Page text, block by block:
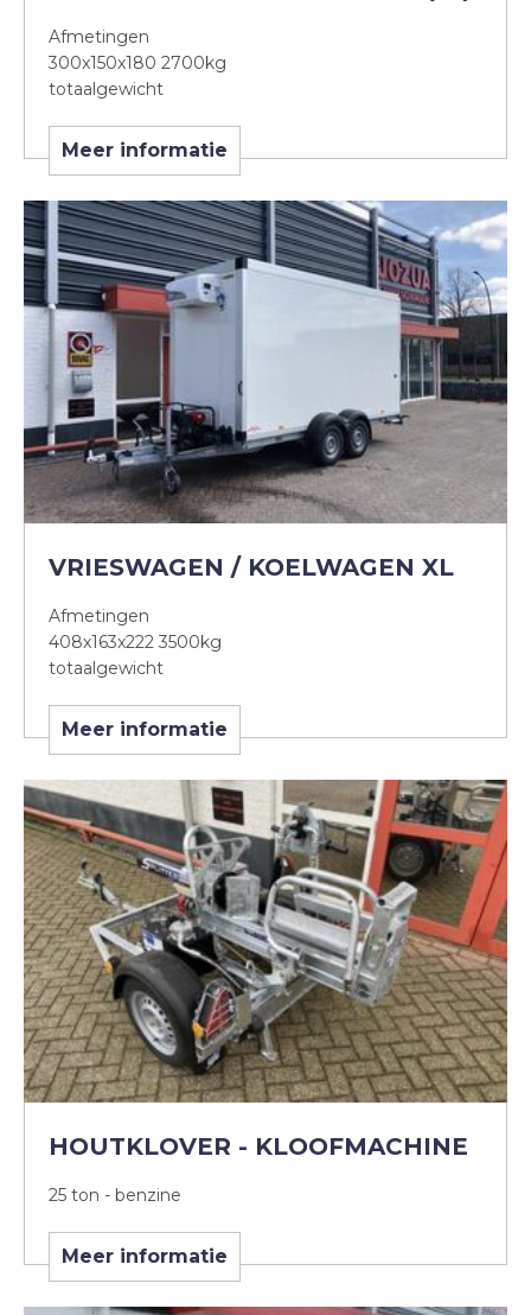
Afmetingen
300x150x180 2700kg
totaalgewicht
Meer informatie
VRIESWAGEN / KOELWAGEN XL
Afmetingen
408x163x222 3500kg
totaalgewicht
Meer informatie
HOUTKLOVER - KLOOFMACHINE
25 ton - benzine
Meer informatie